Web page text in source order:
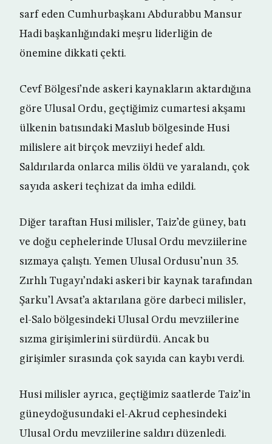
sarf eden Cumhurbaşkanı Abdurabbu Mansur
Hadi başkanlığındaki meşru liderliğin de
önemine dikkati çekti.
Cevf Bölgesi’nde askeri kaynakların aktardığına
göre Ulusal Ordu, geçtiğimiz cumartesi akşamı
ülkenin batısındaki Maslub bölgesinde Husi
milislere ait birçok mevziiyi hedef aldı.
Saldırılarda onlarca milis öldü ve yaralandı, çok
sayıda askeri teçhizat da imha edildi.
Diğer taraftan Husi milisler, Taiz’de güney, batı
ve doğu cephelerinde Ulusal Ordu mevziilerine
sızmaya çalıştı. Yemen Ulusal Ordusu’nun 35.
Zırhlı Tugayı’ndaki askeri bir kaynak tarafından
Şarku’l Avsat’a aktarılana göre darbeci milisler,
el-Salo bölgesindeki Ulusal Ordu mevziilerine
sızma girişimlerini sürdürdü. Ancak bu
girişimler sırasında çok sayıda can kaybı verdi.
Husi milisler ayrıca, geçtiğimiz saatlerde Taiz’in
güneydoğusundaki el-Akrud cephesindeki
Ulusal Ordu mevziilerine saldırı düzenledi.